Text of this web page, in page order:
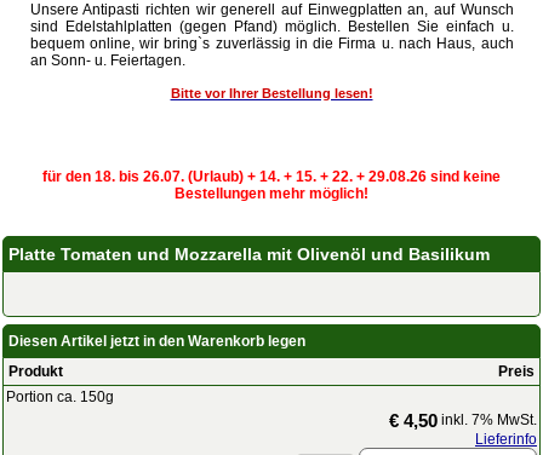
Unsere Antipasti richten wir generell auf Einwegplatten an, auf Wunsch
sind Edelstahlplatten (gegen Pfand) möglich. Bestellen Sie einfach u.
bequem online, wir bring`s zuverlässig in die Firma u. nach Haus, auch
an Sonn- u. Feiertagen.
Bitte vor Ihrer Bestellung lesen!
für den 18. bis 26.07. (Urlaub) + 14. + 15. + 22. + 29.08.26 sind keine
Bestellungen mehr möglich!
Platte Tomaten und Mozzarella mit Olivenöl und Basilikum
Diesen Artikel jetzt in den Warenkorb legen
Produkt
Preis
Portion ca. 150g
€ 4,50 inkl. 7% MwSt.
Lieferinfo